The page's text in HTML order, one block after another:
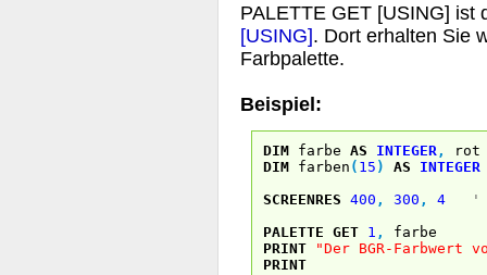
PALETTE GET [USING]
[USING]. Dort erhalten Sie
Farbpalette.
Beispiel:
DIM farbe AS INTEGER,
DIM farben ( 15 ) AS
INTEGER
SCREENRES 400 , 300 , 4
'
PALETTE GET 1 ,
farbe
PRINT
"Der BGR-Farbwert
PRINT